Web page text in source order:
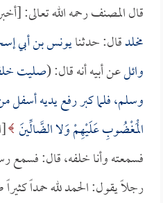
قال المصنف رحمه الله تعالى:
مخلدقال: حدثنايونس بن أبي
وائلعن أبيه أنه قال: (صليت
وسلم، فلما كبر رفع يديه أسفل من
الْمَغْضُوبِ عَلَيْهِمْ وَلا الضَّالِّينَ
فسمعته وأنا خلفه، قال: فسمع
رجلاً يقول: الحمد لله حمداً كثيراً